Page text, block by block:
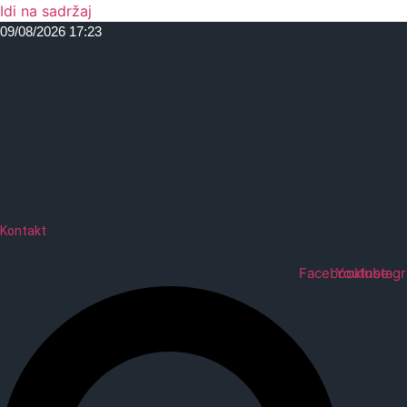
Idi na sadržaj
09/08/2026 17:23
Kontakt
FacebookYoutube